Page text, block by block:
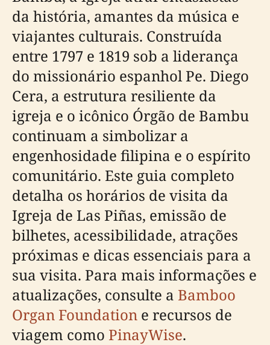
da história, amantes da música e
viajantes culturais. Construída
entre 1797 e 1819 sob a liderança
do missionário espanhol Pe. Diego
Cera, a estrutura resiliente da
igreja e o icônico Órgão de Bambu
continuam a simbolizar a
engenhosidade filipina e o espírito
comunitário. Este guia completo
detalha os horários de visita da
Igreja de Las Piñas, emissão de
bilhetes, acessibilidade, atrações
próximas e dicas essenciais para a
sua visita. Para mais informações e
atualizações, consulte a Bamboo
Organ Foundation e recursos de
viagem como PinayWise.